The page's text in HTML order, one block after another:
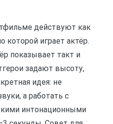
действуют как
которой играет актёр.
показывает такт и
задают высоту,
идея: не
а работать с
интонационными